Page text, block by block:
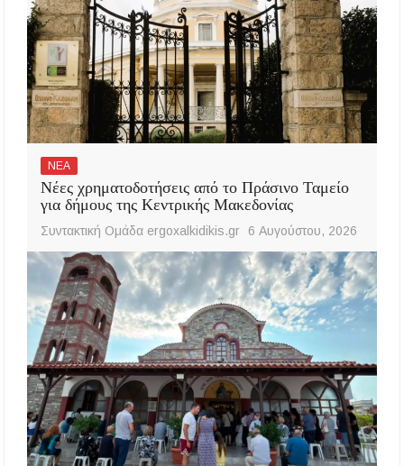
ΝΕΑ
Νέες χρηματοδοτήσεις από το Πράσινο Ταμείο
για δήμους της Κεντρικής Μακεδονίας
Συντακτική Ομάδα ergoxalkidikis.gr 6 Αυγούστου, 2026